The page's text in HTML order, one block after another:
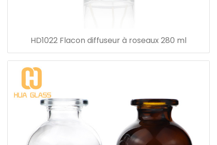
HD1022 Flacon diffuseur à roseaux 280 ml